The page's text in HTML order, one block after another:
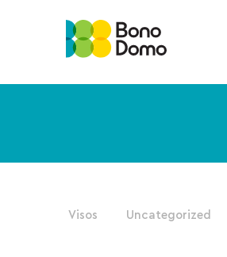
Visos Uncategorized